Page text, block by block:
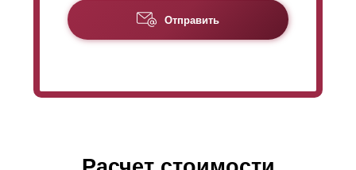
За счет уменьшенной высоты ламели в “Оптима”
будет требоваться большее количество ламелей, чем
(из-за большего расхода стали). Для более
Отправить